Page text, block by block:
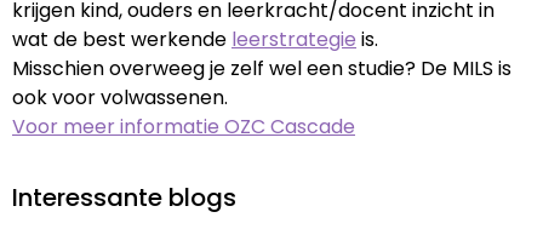
krijgen kind, ouders en leerkracht/docent inzicht in
wat de best werkende leerstrategie is.
Misschien overweeg je zelf wel een studie? De MILS is
ook voor volwassenen.
Voor meer informatie OZC Cascade
Interessante blogs